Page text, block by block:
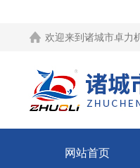
欢迎来到 诸城市卓力
网站首页